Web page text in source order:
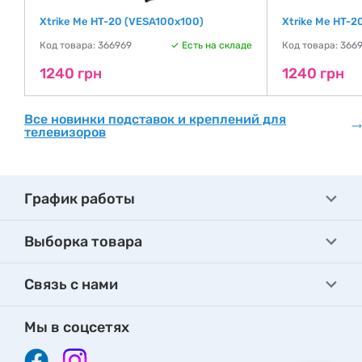
Xtrike Me HT-20 (VESA100х100)
Код товара: 366969 Есть на складе
1240 грн
Xtrike Me HT-
Код товара:
1240 грн
Все новинки подставок и креплений для
телевизоров
График работы
Выборка товара
Связь с нами
Мы в соцсетях